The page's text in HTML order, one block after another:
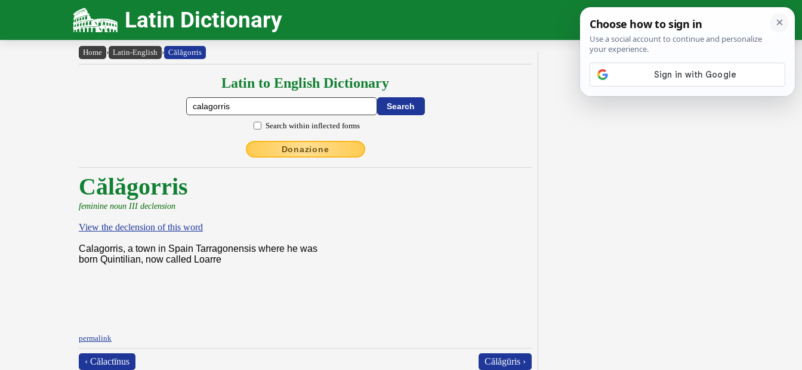
Latin Dictionary
Home › Latin-English › Călăgorris
Latin to English Dictionary
Search within inflected forms
Donazione
Călăgorris
feminine noun III declension
View the declension of this word
Calagorris, a town in Spain Tarragonensis where he was
born Quintilian, now called Loarre
permalink
‹ Călactīnus Călăgūris ›